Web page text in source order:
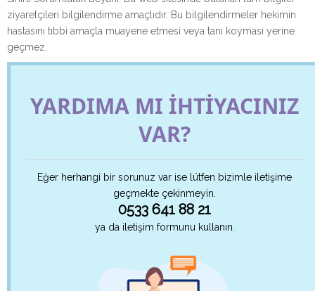
ziyaretçileri bilgilendirme amaçlıdır. Bu bilgilendirmeler hekimin
hastasını tıbbi amaçla muayene etmesi veya tanı koyması yerine
geçmez.
YARDIMA MI İHTİYACINIZ
VAR?
Eğer herhangi bir sorunuz var ise lütfen bizimle iletişime
geçmekte çekinmeyin.
0533 641 88 21
ya da iletişim formunu kullanın.